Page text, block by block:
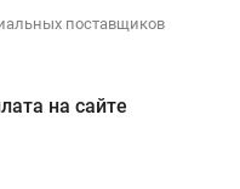
поставщиков
на сайте